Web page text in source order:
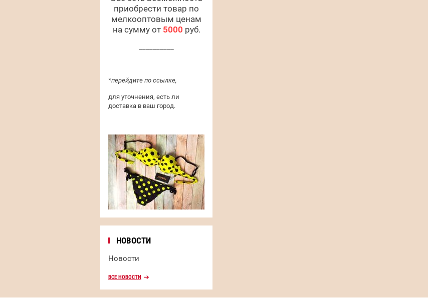
приобрести товар по
мелкооптовым ценам
на сумму от 5000 руб.
*перейдите по ссылке,
для уточнения, есть ли
доставка в ваш город.
НОВОСТИ
Новости
ВСЕ НОВОСТИ